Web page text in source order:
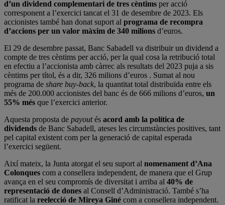
d’un dividend complementari de tres cèntims per acció
corresponent a l’exercici tancat el 31 de desembre de 2023. Els
accionistes també han donat suport al programa de recompra
d’accions per un valor màxim de 340 milions d’euros.
El 29 de desembre passat, Banc Sabadell va distribuir un dividend a
compte de tres cèntims per acció, per la qual cosa la retribució total
en efectiu a l’accionista amb càrrec als resultats del 2023 puja a sis
cèntims per títol, és a dir, 326 milions d’euros . Sumat al nou
programa de share buy-back, la quantitat total distribuïda entre els
més de 200.000 accionistes del banc és de 666 milions d’euros, un
55% més que l’exercici anterior.
Aquesta proposta de payoutés acord amb la política de
dividends de Banc Sabadell, ateses les circumstàncies positives, tant
pel capital existent com per la generació de capital esperada
l’exercici següent.
Així mateix, la Junta atorgat el seu suport al nomenament d’Ana
Colonques com a consellera independent, de manera que el Grup
avança en el seu compromís de diversitat i arriba al 40% de
representació de dones al Consell d’Administració. També s’ha
ratificat la reelecció de Mireya Giné com a consellera independent.